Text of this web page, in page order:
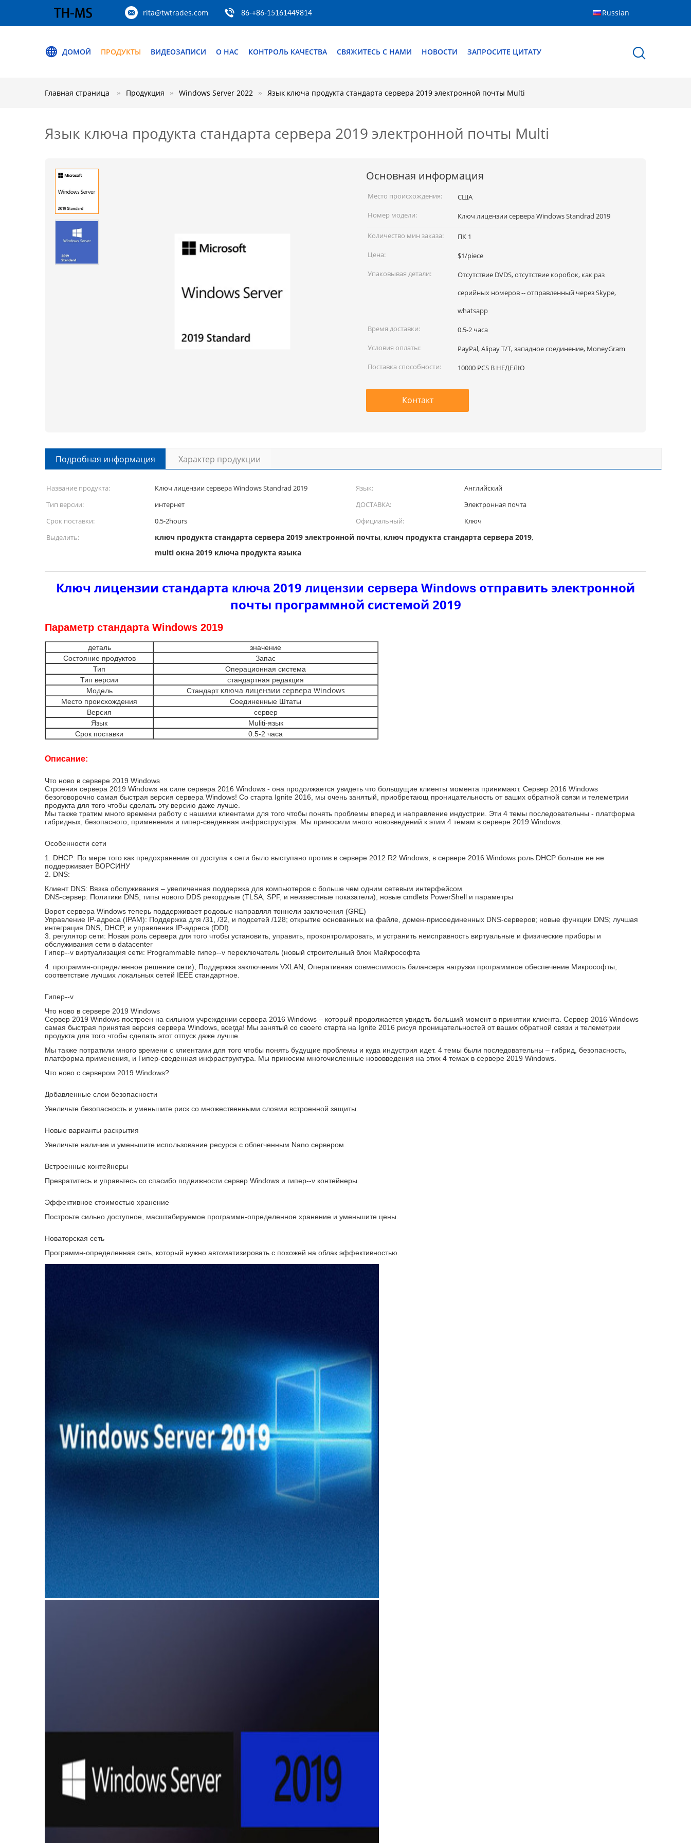
rita@twtrades.com 86-+86-15161449814 Russian
ДОМОЙ ПРОДУКТЫ ВИДЕОЗАПИСИ О НАС КОНТРОЛЬ КАЧЕСТВА СВЯЖИТЕСЬ С НАМИ НОВОСТИ ЗАПРОСИТЕ ЦИТАТУ
Главная страница Продукция Windows Server 2022 Язык ключа продукта стандарта сервера 2019 электронной почты Multi
Язык ключа продукта стандарта сервера 2019 электронной почты Multi
Основная информация
Место происхождения:
США
Номер модели:
Ключ лицензии сервера Windows Standrad 2019
Количество мин заказа:
ПК 1
Цена:
$1/piece
Упаковывая детали:
Отсутствие DVDS, отсутствие коробок, как раз
серийных номеров -- отправленный через Skype,
whatsapp
Время доставки:
0.5-2 часа
Условия оплаты:
PayPal, Alipay T/T, западное соединение, MoneyGram
Поставка способности:
10000 PCS В НЕДЕЛЮ
Контакт
Подробная информация Характер продукции
Название продукта: Ключ лицензии сервера Windows Standrad 2019 Язык:
Английский
Тип версии:
интернет ДОСТАВКА:
Электронная почта
Срок поставки:
0.5-2hours Официальный:
Ключ
Выделить:
ключ продукта стандарта сервера 2019 электронной почты, ключ продукта стандарта сервера 2019,
multi окна 2019 ключа продукта языка
Ключ лицензии стандарта ключа2019 лицензии сервера Windows отправить электронной
почты программной системой 2019
Параметр стандарта Windows 2019
деталь
значение
Состояние продуктов
Запас
Тип
Операционная система
Тип версии
стандартная редакция
Модель
Стандартключа лицензии сервера Windows
Место происхождения
Соединенные Штаты
Версия
сервер
Язык
Muliti-язык
Срок поставки
0.5-2 часа
Описание:
Что ново в сервере 2019 Windows
Строения сервера 2019 Windows на силе сервера 2016 Windows - она продолжается увидеть что большущие клиенты момента принимают. Сервер 2016 Windows
безоговорочно самая быстрая версия сервера Windows! Со старта Ignite 2016, мы очень занятый, приобретающ проницательность от ваших обратной связи и телеметрии
продукта для того чтобы сделать эту версию даже лучше.
Мы также тратим много времени работу с нашими клиентами для того чтобы понять проблемы вперед и направление индустрии. Эти 4 темы последовательны - платформа
гибридных, безопасного, применения и гипер-сведенная инфраструктура. Мы приносили много нововведений к этим 4 темам в сервере 2019 Windows.
Особенности сети
1. DHCP: По мере того как предохранение от доступа к сети было выступано против в сервере 2012 R2 Windows, в сервере 2016 Windows роль DHCP больше не не
поддерживает ВОРСИНУ
2. DNS:
Клиент DNS: Вязка обслуживания – увеличенная поддержка для компьютеров с больше чем одним сетевым интерфейсом
DNS-сервер: Политики DNS, типы нового DDS рекордные (TLSA, SPF, и неизвестные показатели), новые cmdlets PowerShell и параметры
Ворот сервера Windows теперь поддерживает родовые направляя тоннели заключения (GRE)
Управление IP-адреса (IPAM): Поддержка для /31, /32, и подсетей /128; открытие основанных на файле, домен-присоединенных DNS-серверов; новые функции DNS; лучшая
интеграция DNS, DHCP, и управления IP-адреса (DDI)
3. регулятор сети: Новая роль сервера для того чтобы установить, управить, проконтролировать, и устранить неисправность виртуальные и физические приборы и
обслуживания сети в datacenter
Гипер--v виртуализация сети: Programmable гипер--v переключатель (новый строительный блок Майкрософта
4. программн-определенное решение сети); Поддержка заключения VXLAN; Оперативная совместимость балансера нагрузки программное обеспечение Микрософты;
соответствие лучших локальных сетей IEEE стандартное.
Гипер--v
Что ново в сервере 2019 Windows
Сервер 2019 Windows построен на сильном учреждении сервера 2016 Windows – который продолжается увидеть больший момент в принятии клиента. Сервер 2016 Windows
самая быстрая принятая версия сервера Windows, всегда! Мы занятый со своего старта на Ignite 2016 рисуя проницательностей от ваших обратной связи и телеметрии
продукта для того чтобы сделать этот отпуск даже лучше.
Мы также потратили много времени с клиентами для того чтобы понять будущие проблемы и куда индустрия идет. 4 темы были последовательны – гибрид, безопасность,
платформа применения, и Гипер-сведенная инфраструктура. Мы приносим многочисленные нововведения на этих 4 темах в сервере 2019 Windows.
Что ново с сервером 2019 Windows?
Добавленные слои безопасности
Увеличьте безопасность и уменьшите риск со множественными слоями встроенной защиты.
Новые варианты раскрытия
Увеличьте наличие и уменьшите использование ресурса с облегченным Nano сервером.
Встроенные контейнеры
Превратитесь и управьтесь со спасибо подвижности сервер Windows и гипер--v контейнеры.
Эффективное стоимостью хранение
Построьте сильно доступное, масштабируемое программн-определенное хранение и уменьшите цены.
Новаторская сеть
Программн-определенная сеть, который нужно автоматизировать с похожей на облак эффективностью.